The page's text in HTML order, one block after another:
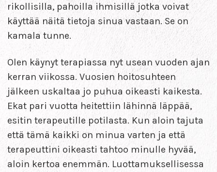
rikollisilla, pahoilla ihmisillä jotka voivat
käyttää näitä tietoja sinua vastaan. Se on
kamala tunne.
Olen käynyt terapiassa nyt usean vuoden ajan
kerran viikossa. Vuosien hoitosuhteen
jälkeen uskaltaa jo puhua oikeasti kaikesta.
Ekat pari vuotta heitettiin lähinnä läppää,
esitin terapeutille potilasta. Kun aloin tajuta
että tämä kaikki on minua varten ja että
terapeuttini oikeasti tahtoo minulle hyvää,
aloin kertoa enemmän. Luottamuksellisessa